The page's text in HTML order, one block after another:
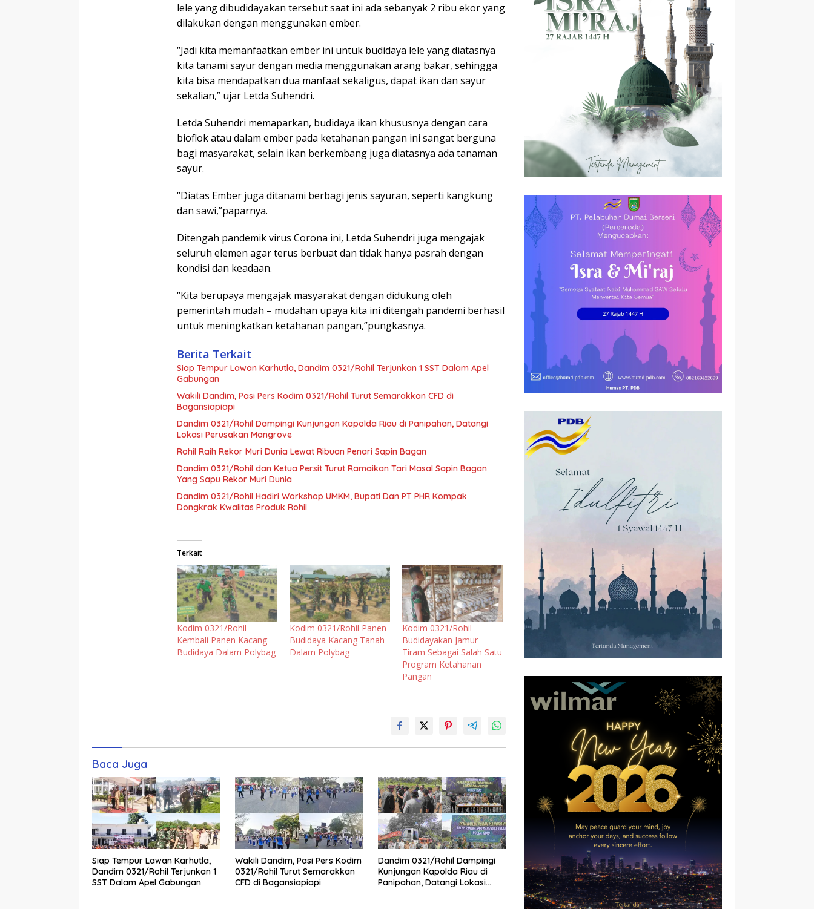
lele yang dibudidayakan tersebut saat ini ada sebanyak 2 ribu ekor yang
dilakukan dengan menggunakan ember.
“Jadi kita memanfaatkan ember ini untuk budidaya lele yang diatasnya
kita tanami sayur dengan media menggunakan arang bakar, sehingga
kita bisa mendapatkan dua manfaat sekaligus, dapat ikan dan sayur
sekalian,” ujar Letda Suhendri.
Letda Suhendri memaparkan, budidaya ikan khususnya dengan cara
bioflok atau dalam ember pada ketahanan pangan ini sangat berguna
bagi masyarakat, selain ikan berkembang juga diatasnya ada tanaman
sayur.
“Diatas Ember juga ditanami berbagi jenis sayuran, seperti kangkung
dan sawi,”paparnya.
Ditengah pandemik virus Corona ini, Letda Suhendri juga mengajak
seluruh elemen agar terus berbuat dan tidak hanya pasrah dengan
kondisi dan keadaan.
“Kita berupaya mengajak masyarakat dengan didukung oleh
pemerintah mudah – mudahan upaya kita ini ditengah pandemi berhasil
untuk meningkatkan ketahanan pangan,”pungkasnya.
Berita Terkait
Siap Tempur Lawan Karhutla, Dandim 0321/Rohil Terjunkan 1 SST Dalam Apel
Gabungan
Wakili Dandim, Pasi Pers Kodim 0321/Rohil Turut Semarakkan CFD di
Bagansiapiapi
Dandim 0321/Rohil Dampingi Kunjungan Kapolda Riau di Panipahan, Datangi
Lokasi Perusakan Mangrove
Rohil Raih Rekor Muri Dunia Lewat Ribuan Penari Sapin Bagan
Dandim 0321/Rohil dan Ketua Persit Turut Ramaikan Tari Masal Sapin Bagan
Yang Sapu Rekor Muri Dunia
Dandim 0321/Rohil Hadiri Workshop UMKM, Bupati Dan PT PHR Kompak
Dongkrak Kwalitas Produk Rohil
Terkait
Kodim 0321/Rohil
Kembali Panen Kacang
Budidaya Dalam Polybag
Kodim 0321/Rohil Panen
Budidaya Kacang Tanah
Dalam Polybag
Kodim 0321/Rohil
Budidayakan Jamur
Tiram Sebagai Salah Satu
Program Ketahanan
Pangan
Komentar
Baca Juga
Siap Tempur Lawan Karhutla,
Dandim 0321/Rohil Terjunkan 1
SST Dalam Apel Gabungan
Wakili Dandim, Pasi Pers Kodim
0321/Rohil Turut Semarakkan
CFD di Bagansiapiapi
Dandim 0321/Rohil Dampingi
Kunjungan Kapolda Riau di
Panipahan, Datangi Lokasi